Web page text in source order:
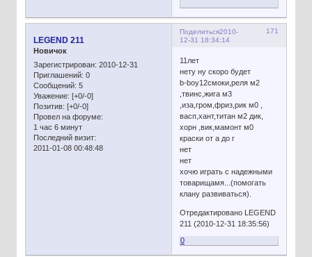
Поделиться 171
2010-
12-31 18:34:14
LEGEND 211
Новичок
Зарегистрирован: 2010-12-31
Приглашений: 0
Сообщений: 5
Уважение: [+0/-0]
Позитив: [+0/-0]
Провел на форуме:
1 час 6 минут
Последний визит:
2011-01-08 00:48:48
11лет
нету ну скоро будет
b-boy12смоки,реля м2
,твинс,жига м3
,иза,гром,фриз,рик м0 ,
васп,хант,титан м2 дик,
хорн ,вик,мамонт м0
краски от а до г
нет
нет
хочю играть с надежными
товарищамя...(помогать
клану развиваться).
Отредактировано LEGEND
211 (2010-12-31 18:35:56)
0